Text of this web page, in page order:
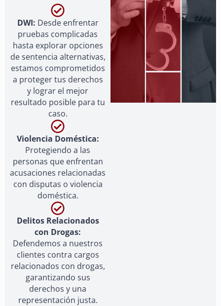
DWI: Desde enfrentar
pruebas complicadas
hasta explorar opciones
de sentencia alternativas,
estamos comprometidos
a proteger tus derechos
y lograr el mejor
resultado posible para tu
caso.
Violencia Doméstica:
Protegiendo a las
personas que enfrentan
acusaciones relacionadas
con disputas o violencia
doméstica.
Delitos Relacionados
con Drogas:
Defendemos a nuestros
clientes contra cargos
relacionados con drogas,
garantizando sus
derechos y una
representación justa.